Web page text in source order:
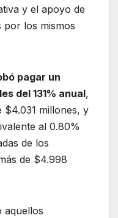
y el apoyo de
por los mismos
pagar un
del 131% anual,
$4.031 millones, y
al 0.80%
de los
de $4.998
aquellos